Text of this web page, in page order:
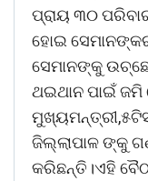
ପ୍ରାୟ ୩୦
ହୋଇ
ସେମାନଙ୍କୁ
ଥଇଥାନ ପାଇଁ ଜମି
ଜିଲ୍ଲାପାଳ ଙ୍କୁ
କରିଛନ୍ତି।ଏହି